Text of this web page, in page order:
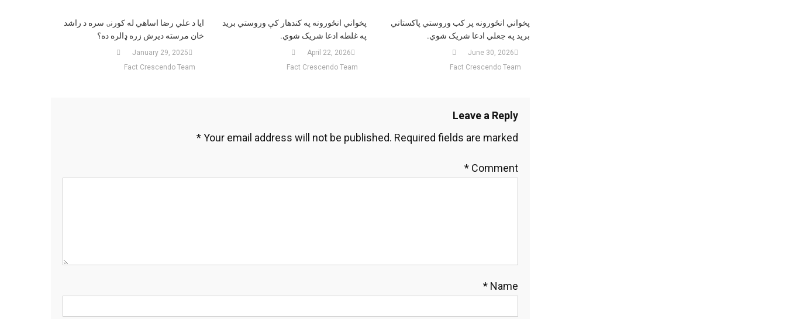
ایا د علي رضا اساهي له کورنۍ سره د راشد
خان مرسته دیرش زره ډالره ده؟
January 29, 2025
Fact Crescendo Team
پخواني انځورونه په کندهار کې وروستي برید
په غلطه ادعا شریک شوي.
April 22, 2026
Fact Crescendo Team
پخواني انځورونه پر کب وروستي پاکستاني
بريد په جعلي ادعا شریک شوي.
June 30, 2026
Fact Crescendo Team
Leave a Reply
Your email address will not be published. Required fields are marked
*
Comment
*
Name
*